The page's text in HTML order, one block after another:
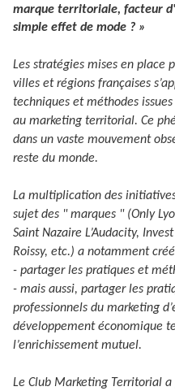
marque territoriale, facteur
simple effet de mode ? »
Les stratégies mises en place
villes et régions françaises
techniques et méthodes
au marketing territorial. Ce
dans un vaste mouvement
reste du monde.
La multiplication des
sujet des " marques " (Only
Saint Nazaire L’Audacity,
Roissy, etc.) a notamment
- partager les pratiques et
- mais aussi, partager les
professionnels du marketing
développement économique
l’enrichissement mutuel.
Le Club Marketing Territorial